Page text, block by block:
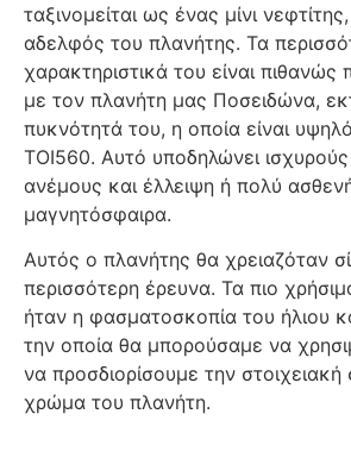
ταξινομείται ως ένας μίνι
αδελφός του πλανήτης. Τα
χαρακτηριστικά του είναι
με τον πλανήτη μας Ποσειδώνα,
πυκνότητά του, η οποία είναι
TOI560. Αυτό υποδηλώνει
ανέμους και έλλειψη ή πολύ
μαγνητόσφαιρα.
Αυτός ο πλανήτης θα χρειαζόταν
περισσότερη έρευνα. Τα πιο
ήταν η φασματοσκοπία του ήλιου
την οποία θα μπορούσαμε να
να προσδιορίσουμε την στοιχειακή
χρώμα του πλανήτη.